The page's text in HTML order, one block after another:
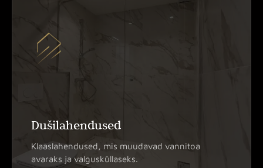
Dušilahendused
Klaaslahendused, mis muudavad vannitoa
avaraks ja valgusküllaseks.